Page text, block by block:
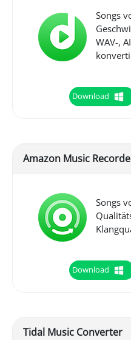
Songs
WAV-,
Download
Amazon Music
Songs
Download
Tidal Music Converter